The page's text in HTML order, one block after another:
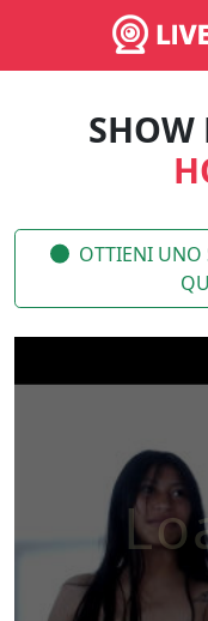
SHOW
OTTIENI UNO